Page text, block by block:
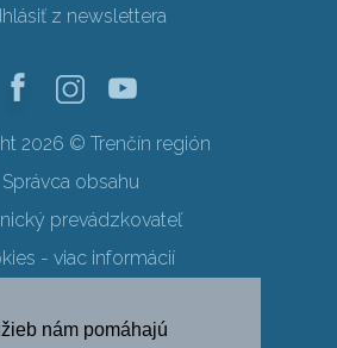
nám pomáhajú
z newslettera
2026 © Trenčín región
Správca obsahu
prevádzkovateľ
- viac informácií
osobných údajov